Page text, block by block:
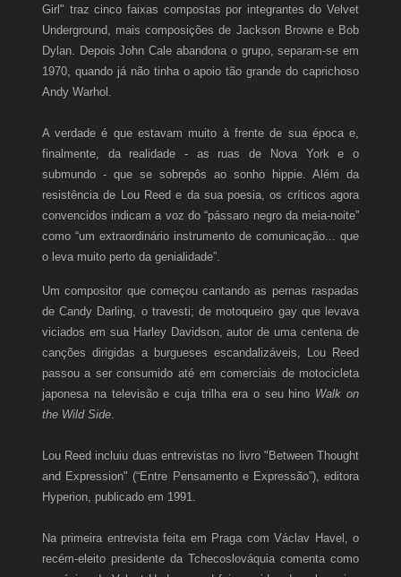
Girl" traz cinco faixas compostas por integrantes do Velvet
Underground, mais composições de Jackson Browne e Bob
Dylan. Depois John Cale abandona o grupo, separam-se em
1970, quando já não tinha o apoio tão grande do caprichoso
Andy Warhol.
A verdade é que estavam muito à frente de sua época e,
finalmente, da realidade - as ruas de Nova York e o
submundo - que se sobrepôs ao sonho hippie. Além da
resistência de Lou Reed e da sua poesia, os críticos agora
convencidos indicam a voz do “pássaro negro da meia-noite”
como “um extraordinário instrumento de comunicação... que
o leva muito perto da genialidade”.
Um compositor que começou cantando as pernas raspadas
de Candy Darling, o travesti; de motoqueiro gay que levava
viciados em sua Harley Davidson, autor de uma centena de
canções dirigidas a burgueses escandalizáveis, Lou Reed
passou a ser consumido até em comerciais de motocicleta
japonesa na televisão e cuja trilha era o seu hino Walk on
the Wild Side.
Lou Reed incluiu duas entrevistas no livro "Between Thought
and Expression" (“Entre Pensamento e Expressão”), editora
Hyperion, publicado em 1991.
Na primeira entrevista feita em Praga com Václav Havel, o
recém-eleito presidente da Tchecoslováquia comenta como